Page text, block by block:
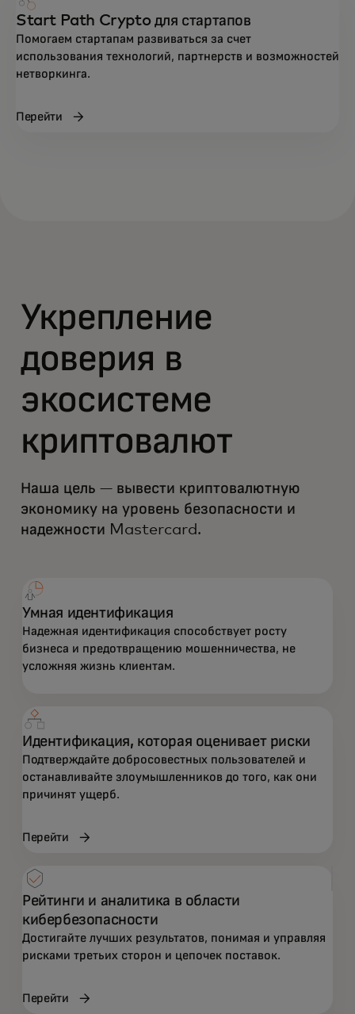
Start Path Crypto для стартапов
Помогаем стартапам развиваться за счет
использования технологий, партнерств и возможностей
нетворкинга.
Перейти
Укрепление
доверия в
экосистеме
криптовалют
Наша цель — вывести криптовалютную
экономику на уровень безопасности и
надежности Mastercard.
Умная идентификация
Надежная идентификация способствует росту
бизнеса и предотвращению мошенничества, не
усложняя жизнь клиентам.
Идентификация, которая оценивает риски
Подтверждайте добросовестных пользователей и
останавливайте злоумышленников до того, как они
причинят ущерб.
Перейти
Рейтинги и аналитика в области
кибербезопасности
Достигайте лучших результатов, понимая и управляя
рисками третьих сторон и цепочек поставок.
Перейти